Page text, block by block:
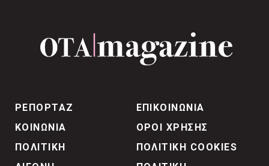
ΡΕΠΟΡΤΑΖ
ΚΟΙΝΩΝΙΑ
ΠΟΛΙΤΙΚΗ
ΕΠΙΚΟΙΝΩΝΙΑ
ΟΡΟΙ ΧΡΗΣΗΣ
ΠΟΛΙΤΙΚΗ COOKIES